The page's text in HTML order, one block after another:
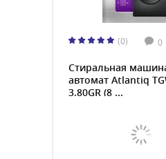
(0) 0
Стиральная
автомат Atlantiq
3.80GR (8 ...